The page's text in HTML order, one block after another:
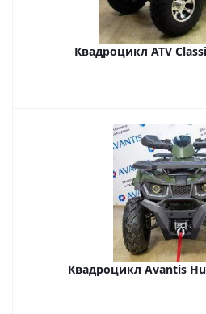
Квадроцикл ATV
Квадроцикл Avantis